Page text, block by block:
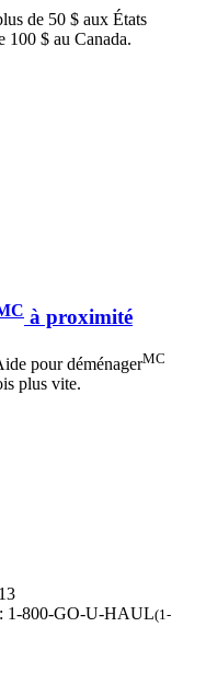
de 50 $ aux États
100 $ au Canada.
à proximité
pour déménagerMC
plus vite.
1-800-GO-U-HAUL(1-